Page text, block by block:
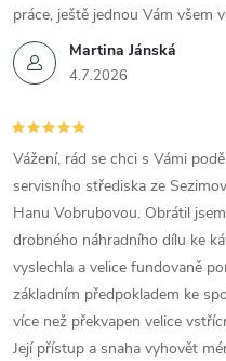
Martina Jánská
4.7.2026
práce, ještě jednou Vám všem
Vážení, rád se chci s Vámi
servisního střediska ze
Hanu Vobrubovou. Obrátil
drobného náhradního dílu ke
vyslechla a velice fundovaně
základním předpokladem ke
více než překvapen velice
Její přístup a snaha vyhovět